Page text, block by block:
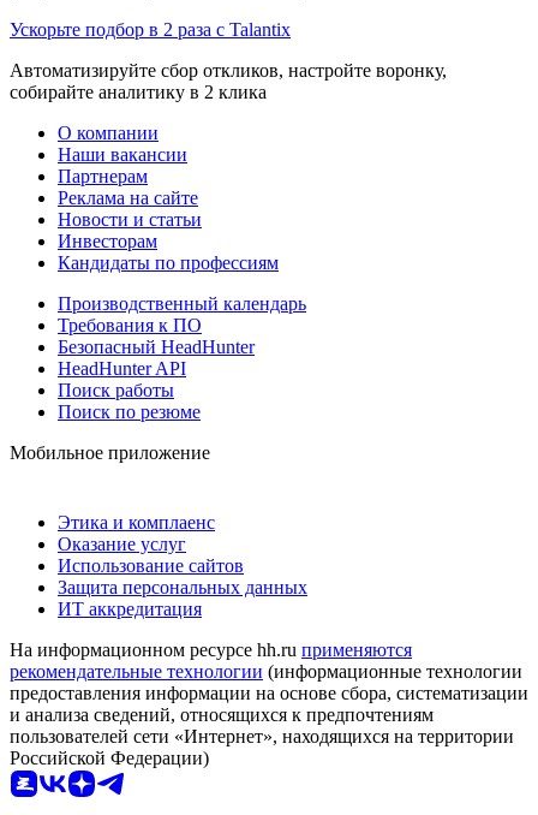
Ускорьте подбор в 2 раза с Talantix
Автоматизируйте сбор откликов, настройте воронку,
собирайте аналитику в 2 клика
О компании
Наши вакансии
Партнерам
Реклама на сайте
Новости и статьи
Инвесторам
Кандидаты по профессиям
Производственный календарь
Требования к ПО
Безопасный HeadHunter
HeadHunter API
Поиск работы
Поиск по резюме
Мобильное приложение
Этика и комплаенс
Оказание услуг
Использование сайтов
Защита персональных данных
ИТ аккредитация
На информационном ресурсе hh.ru применяются
рекомендательные технологии (информационные технологии
предоставления информации на основе сбора, систематизации
и анализа сведений, относящихся к предпочтениям
пользователей сети «Интернет», находящихся на территории
Российской Федерации)